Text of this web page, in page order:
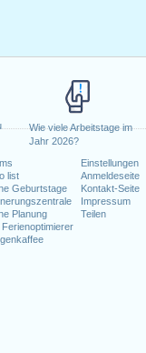
Wie viele Arbeitstage im
Jahr 2026?
list
Geburtstage
Planung
Ferienoptimierer
Einstellungen
Anmeldeseite
Kontakt-Seite
Impressum
Teilen